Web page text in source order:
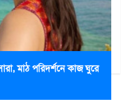
মাঠ পরিদর্শনে কাজ ঘুরে